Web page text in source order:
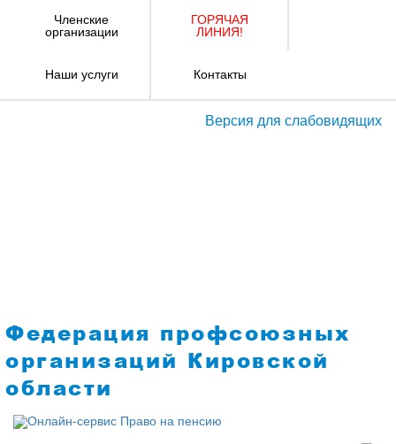
Членские
организации
ГОРЯЧАЯ
ЛИНИЯ!
Наши услуги Контакты
Версия для слабовидящих
Федерация профсоюзных
организаций Кировской
области